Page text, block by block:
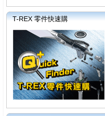
T-REX 零件快速購